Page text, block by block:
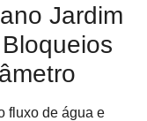
Jardim
fluxo de água e